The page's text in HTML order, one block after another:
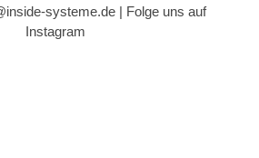
systeme.de | Folge uns auf
Instagram